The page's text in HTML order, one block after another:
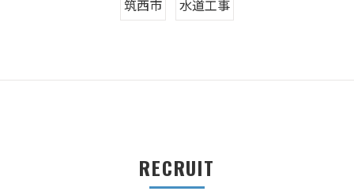
筑西市 水道工事
RECRUIT